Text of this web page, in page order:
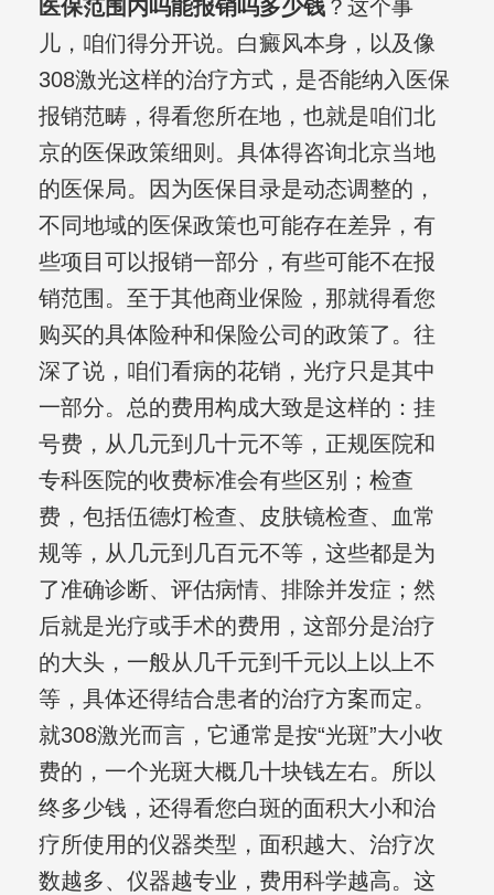
医保范围内吗能报销吗多少钱？这个事
儿，咱们得分开说。白癜风本身，以及像
308激光这样的治疗方式，是否能纳入医保
报销范畴，得看您所在地，也就是咱们北
京的医保政策细则。具体得咨询北京当地
的医保局。因为医保目录是动态调整的，
不同地域的医保政策也可能存在差异，有
些项目可以报销一部分，有些可能不在报
销范围。至于其他商业保险，那就得看您
购买的具体险种和保险公司的政策了。往
深了说，咱们看病的花销，光疗只是其中
一部分。总的费用构成大致是这样的：挂
号费，从几元到几十元不等，正规医院和
专科医院的收费标准会有些区别；检查
费，包括伍德灯检查、皮肤镜检查、血常
规等，从几元到几百元不等，这些都是为
了准确诊断、评估病情、排除并发症；然
后就是光疗或手术的费用，这部分是治疗
的大头，一般从几千元到千元以上以上不
等，具体还得结合患者的治疗方案而定。
就308激光而言，它通常是按“光斑”大小收
费的，一个光斑大概几十块钱左右。所以
终多少钱，还得看您白斑的面积大小和治
疗所使用的仪器类型，面积越大、治疗次
数越多、仪器越专业，费用科学越高。这